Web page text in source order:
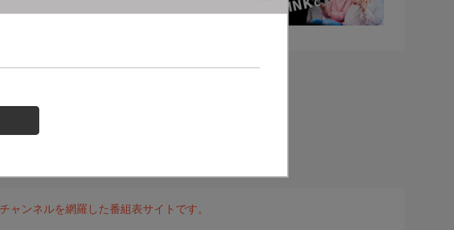
ャンネルを網羅した番組表サイトです。